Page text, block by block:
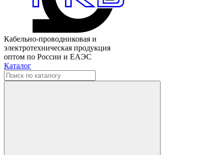
Кабельно-проводниковая и
электротехническая продукция
оптом по России и ЕАЭС
Каталог